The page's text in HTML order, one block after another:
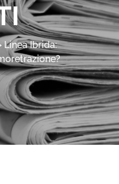
Linea Ibrida: